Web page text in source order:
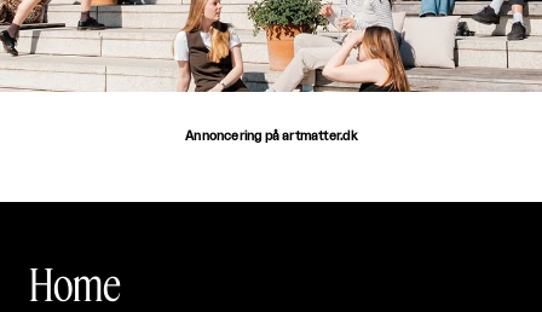
Annoncering på artmatter.dk
Home